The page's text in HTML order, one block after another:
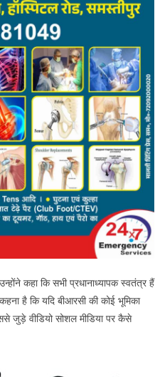
कहा कि सभी प्रधानाध्यापक स्वतंत्र हैं
है कि यदि बीआरसी की कोई भूमिका
जुड़े वीडियो सोशल मीडिया पर कैसे